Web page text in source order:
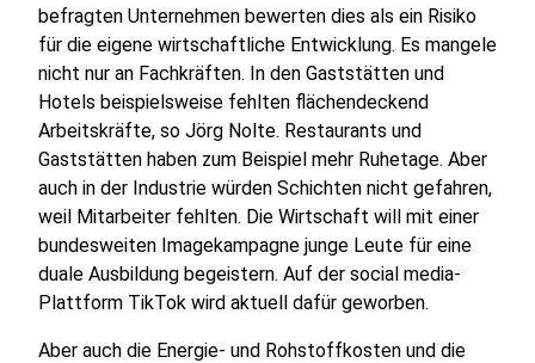
befragten Unternehmen bewerten dies als ein Risiko
für die eigene wirtschaftliche Entwicklung. Es mangele
nicht nur an Fachkräften. In den Gaststätten und
Hotels beispielsweise fehlten flächendeckend
Arbeitskräfte, so Jörg Nolte. Restaurants und
Gaststätten haben zum Beispiel mehr Ruhetage. Aber
auch in der Industrie würden Schichten nicht gefahren,
weil Mitarbeiter fehlten. Die Wirtschaft will mit einer
bundesweiten Imagekampagne junge Leute für eine
duale Ausbildung begeistern. Auf der social media-
Plattform TikTok wird aktuell dafür geworben.
Aber auch die Energie- und Rohstoffkosten und die